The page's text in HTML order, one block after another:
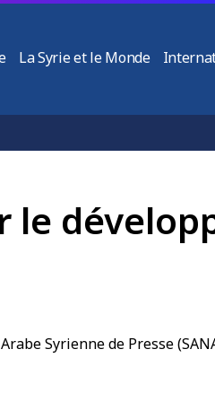
La Syrie et le Monde